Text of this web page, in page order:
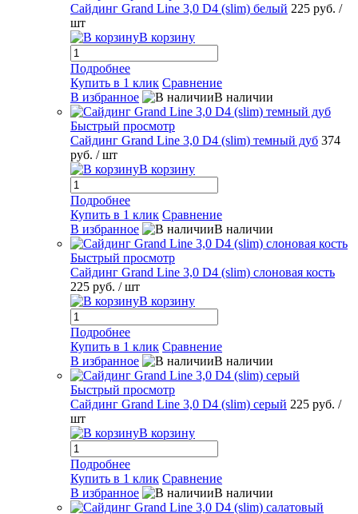
Сайдинг Grand Line 3,0 D4 (slim) белый 225 руб. /
шт
В корзину
Подробнее
Купить в 1 клик Сравнение
В избранное
В наличии
Быстрый просмотр
Сайдинг Grand Line 3,0 D4 (slim) темный дуб 374
руб. / шт
В корзину
Подробнее
Купить в 1 клик Сравнение
В избранное
В наличии
Быстрый просмотр
Сайдинг Grand Line 3,0 D4 (slim) слоновая кость
225 руб. / шт
В корзину
Подробнее
Купить в 1 клик Сравнение
В избранное
В наличии
Быстрый просмотр
Сайдинг Grand Line 3,0 D4 (slim) серый 225 руб. /
шт
В корзину
Подробнее
Купить в 1 клик Сравнение
В избранное
В наличии